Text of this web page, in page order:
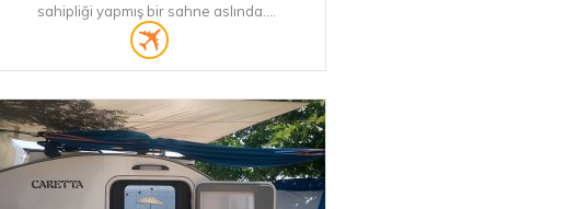
sahipliği yapmış bir sahne aslında....